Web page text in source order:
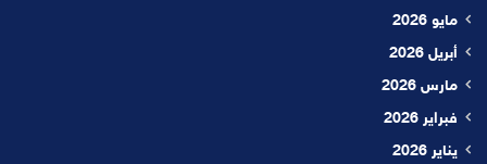
مايو 2026
أبريل 2026
مارس 2026
فبراير 2026
يناير 2026